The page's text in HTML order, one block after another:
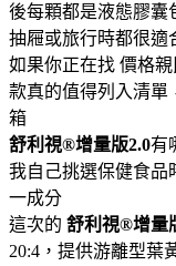
後每顆都是液態膠囊
抽屜或旅行時都很適
如果你正在找 價格
款真的值得列入清單
箱
舒利視®增量版2.0有
我自己挑選保健食品
一成分
這次的 舒利視®增量
20:4，提供游離型葉